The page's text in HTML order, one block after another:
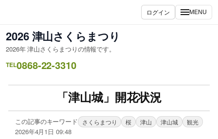
ログイン MENU
2026 津山さくらまつり
2026年 津山さくらまつりの情報です。
TEL0868-22-3310
「津山城」開花状況
この記事のキーワード さくらまつり 桜 津山 津山城 観光
2026年4月1日 09:48